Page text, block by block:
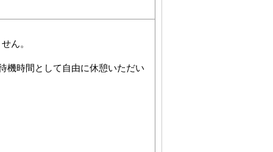
ん。
機時間として自由に休憩いただい